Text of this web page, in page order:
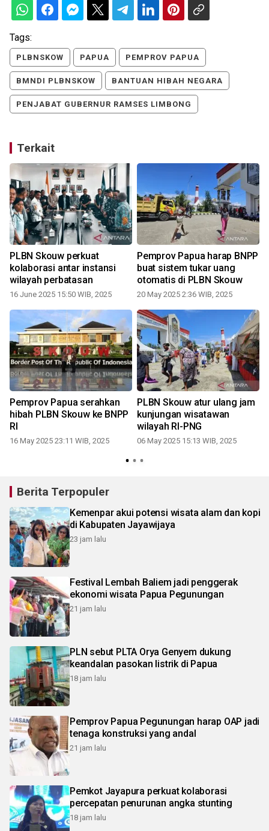
Tags:
PLBNSKOW PAPUA PEMPROV PAPUA
BMNDI PLBNSKOW BANTUAN HIBAH NEGARA
PENJABAT GUBERNUR RAMSES LIMBONG
Terkait
PLBN Skouw perkuat
kolaborasi antar instansi
wilayah perbatasan
16 June 2025 15:50 WIB, 2025
Pemprov Papua harap BNPP
buat sistem tukar uang
otomatis di PLBN Skouw
20 May 2025 2:36 WIB, 2025
Pemprov Papua serahkan
hibah PLBN Skouw ke BNPP
RI
16 May 2025 23:11 WIB, 2025
PLBN Skouw atur ulang jam
kunjungan wisatawan
wilayah RI-PNG
06 May 2025 15:13 WIB, 2025
Berita Terpopuler
Kemenpar akui potensi wisata alam dan kopi
di Kabupaten Jayawijaya
23 jam lalu
Festival Lembah Baliem jadi penggerak
ekonomi wisata Papua Pegunungan
21 jam lalu
PLN sebut PLTA Orya Genyem dukung
keandalan pasokan listrik di Papua
18 jam lalu
Pemprov Papua Pegunungan harap OAP jadi
tenaga konstruksi yang andal
21 jam lalu
Pemkot Jayapura perkuat kolaborasi
percepatan penurunan angka stunting
18 jam lalu